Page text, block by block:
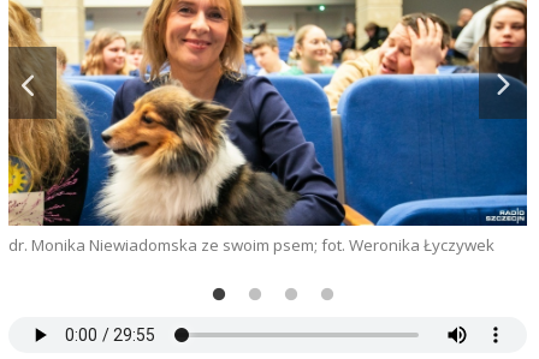
dr. Monika Niewiadomska ze swoim psem; fot. Weronika Łyczywek